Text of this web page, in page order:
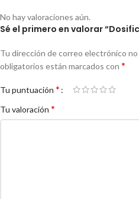
No hay valoraciones aún.
Sé el primero en valorar
Tu dirección de correo electrónico no
obligatorios están marcados con *
Tu puntuación *
Tu valoración *